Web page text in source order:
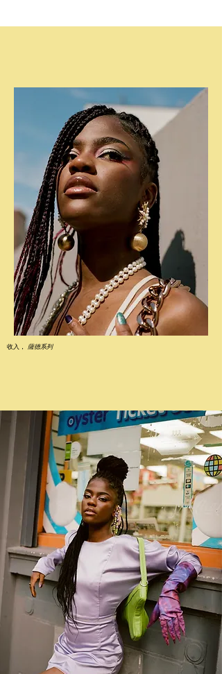
收入， 薩德系列